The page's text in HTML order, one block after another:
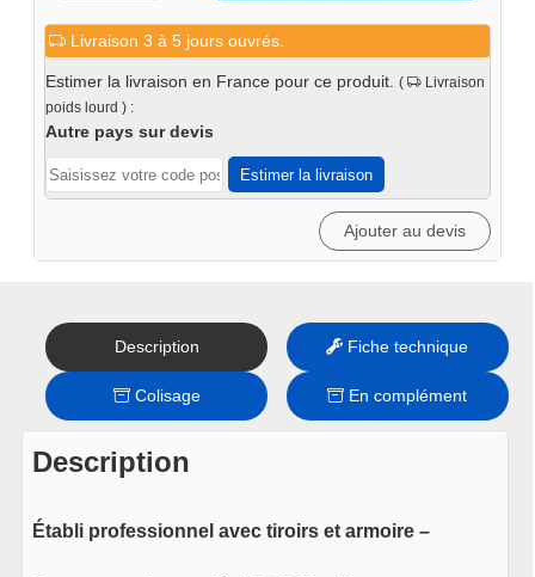
Établi
d'atelier
PRO
1700mm
6
tiroirs
Livraison 3 à 5 jours ouvrés.
Estimer la livraison en France pour ce produit. (
Livraison
poids lourd ) :
Autre pays sur devis
Estimer la livraison
Ajouter au devis
Description Fiche technique
Colisage En complément
Description
Établi professionnel avec tiroirs et armoire –